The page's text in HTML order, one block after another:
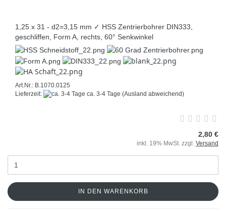
1,25 x 31 - d2=3,15 mm ✓ HSS Zentrierbohrer DIN333,
geschliffen, Form A, rechts, 60° Senkwinkel
Art.Nr.: B.1070.0125
Lieferzeit:
ca. 3-4 Tage (Ausland abweichend)
2,80 €
inkl. 19% MwSt. zzgl. Versand
IN DEN WARENKORB